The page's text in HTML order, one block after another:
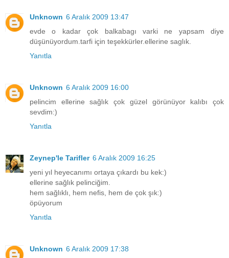
Unknown 6 Aralık 2009 13:47
evde o kadar çok balkabagı varki ne yapsam diye
düşünüyordum.tarfi için teşekkürler.ellerine saglık.
Yanıtla
Unknown 6 Aralık 2009 16:00
pelincim ellerine sağlık çok güzel görünüyor kalıbı çok
sevdim:)
Yanıtla
Zeynep'le Tarifler 6 Aralık 2009 16:25
yeni yıl heyecanımı ortaya çıkardı bu kek:)
ellerine sağlık pelinciğim.
hem sağlıklı, hem nefis, hem de çok şık:)
öpüyorum
Yanıtla
Unknown 6 Aralık 2009 17:38